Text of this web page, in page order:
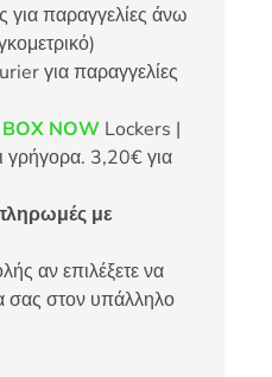
παραγγελίες άνω
για παραγγελίες
BOX NOW Lockers |
3,20€ για
με
αν επιλέξετε να
σας στον υπάλληλο